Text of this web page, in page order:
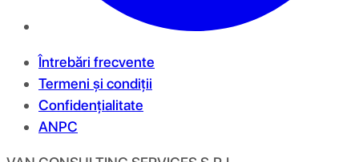
Întrebări frecvente
Termeni și condiții
Confidențialitate
ANPC